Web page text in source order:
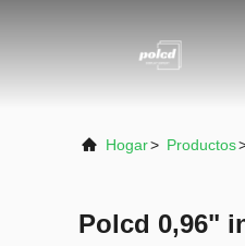
Hogar> Productos
Polcd 0,96"